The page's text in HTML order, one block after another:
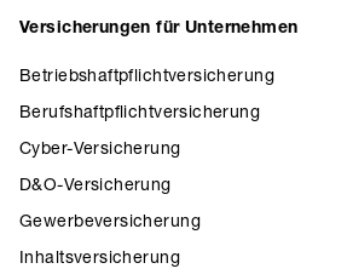
Versicherungen für Unternehmen
Betriebshaftpflichtversicherung
Berufshaftpflichtversicherung
Cyber-Versicherung
D&O-Versicherung
Gewerbeversicherung
Inhaltsversicherung